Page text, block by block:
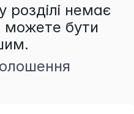
немає
можете бути